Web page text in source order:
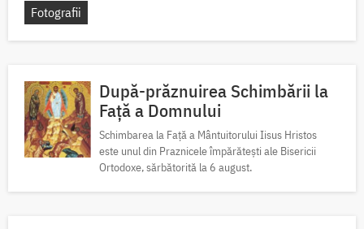
Fotografii
După-prăznuirea Schimbării la
Față a Domnului
Schimbarea la Față a Mântuitorului Iisus Hristos
este unul din Praznicele împărătești ale Bisericii
Ortodoxe, sărbătorită la 6 august.